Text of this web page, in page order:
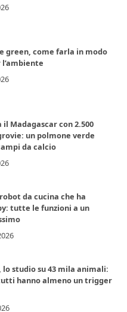
green, come farla in modo
Madagascar con 2.500
un polmone verde
da calcio
da cucina che ha
tutte le funzioni a un
lo studio su 43 mila animali:
hanno almeno un trigger